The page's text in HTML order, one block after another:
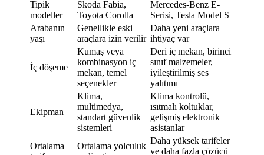
Tipik
modeller
Skoda Fabia,
Toyota Corolla
Mercedes-Benz E-
Serisi, Tesla Model S
Arabanın
yaşı
Genellikle eski
araçlara izin verilir
Daha yeni araçlara
ihtiyaç var
İç döşeme
Kumaş veya
kombinasyon iç
mekan, temel
seçenekler
Deri iç mekan, birinci
sınıf malzemeler,
iyileştirilmiş ses
yalıtımı
Ekipman
Klima,
multimedya,
standart güvenlik
sistemleri
Klima kontrolü,
ısıtmalı koltuklar,
gelişmiş elektronik
asistanlar
Ortalama
Ortalama yolculuk
Daha yüksek tarifeler
ve daha fazla çözücü